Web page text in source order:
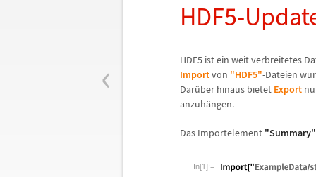
‹
HDF5-
HDF5 ist ein weit verbreitetes
Importvon "HDF5"-Dateien
Darüber hinaus bietet Export
anzuhängen.
Das Importelement "Summary"
In[1]:=